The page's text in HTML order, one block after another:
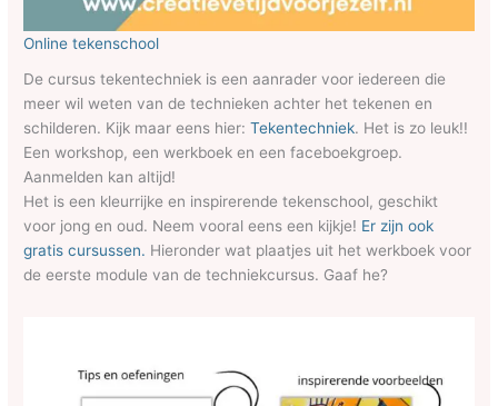
Online tekenschool
De cursus tekentechniek is een aanrader voor iedereen die
meer wil weten van de technieken achter het tekenen en
schilderen. Kijk maar eens hier:Tekentechniek. Het is zo leuk!!
Een workshop, een werkboek en een faceboekgroep.
Aanmelden kan altijd!
Het is een kleurrijke en inspirerende tekenschool, geschikt
voor jong en oud. Neem vooral eens een kijkje! Er zijn ook
gratis cursussen. Hieronder wat plaatjes uit het werkboek voor
de eerste module van de techniekcursus. Gaaf he?